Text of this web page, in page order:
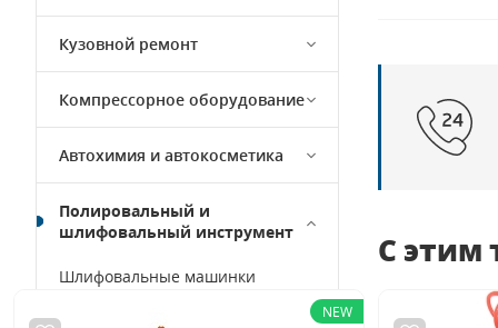
Кузовной ремонт
Компрессорное оборудование
Автохимия и автокосметика
Полировальный и
шлифовальный инструмент
Шлифовальные машинки
С этим
NEW